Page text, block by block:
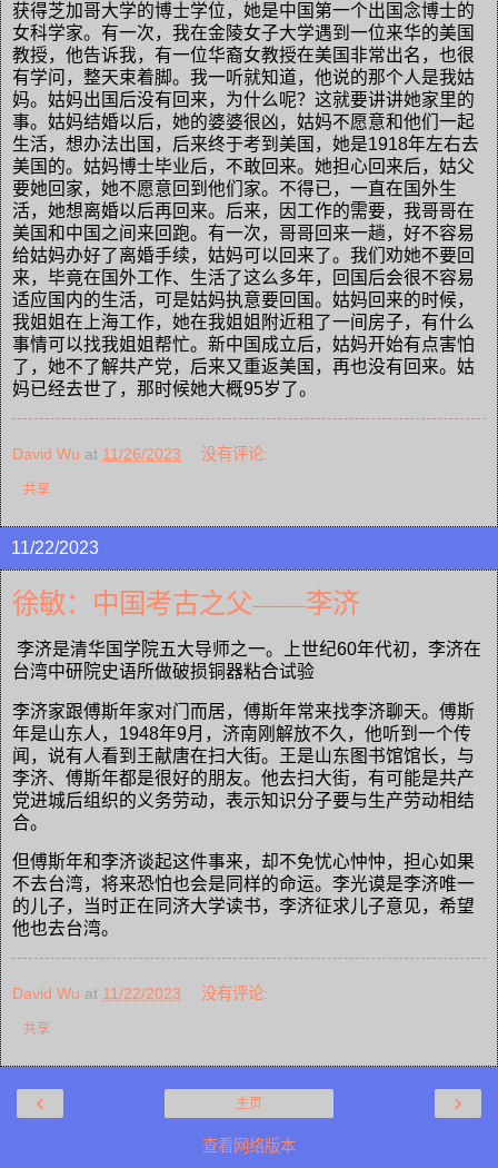
获得芝加哥大学的博士学位，她是中国第一个出国念博士的
女科学家。有一次，我在金陵女子大学遇到一位来华的美国
教授，他告诉我，有一位华裔女教授在美国非常出名，也很
有学问，整天束着脚。我一听就知道，他说的那个人是我姑
妈。姑妈出国后没有回来，为什么呢？这就要讲讲她家里的
事。姑妈结婚以后，她的婆婆很凶，姑妈不愿意和他们一起
生活，想办法出国，后来终于考到美国，她是1918年左右去
美国的。姑妈博士毕业后，不敢回来。她担心回来后，姑父
要她回家，她不愿意回到他们家。不得已，一直在国外生
活，她想离婚以后再回来。后来，因工作的需要，我哥哥在
美国和中国之间来回跑。有一次，哥哥回来一趟，好不容易
给姑妈办好了离婚手续，姑妈可以回来了。我们劝她不要回
来，毕竟在国外工作、生活了这么多年，回国后会很不容易
适应国内的生活，可是姑妈执意要回国。姑妈回来的时候，
我姐姐在上海工作，她在我姐姐附近租了一间房子，有什么
事情可以找我姐姐帮忙。新中国成立后，姑妈开始有点害怕
了，她不了解共产党，后来又重返美国，再也没有回来。姑
妈已经去世了，那时候她大概95岁了。
David Wu at 11/26/2023 没有评论:
共享
11/22/2023
徐敏：中国考古之父——李济
李济是清华国学院五大导师之一。上世纪60年代初，李济在
台湾中研院史语所做破损铜器粘合试验
李济家跟傅斯年家对门而居，傅斯年常来找李济聊天。傅斯
年是山东人，1948年9月，济南刚解放不久，他听到一个传
闻，说有人看到王献唐在扫大街。王是山东图书馆馆长，与
李济、傅斯年都是很好的朋友。他去扫大街，有可能是共产
党进城后组织的义务劳动，表示知识分子要与生产劳动相结
合。
但傅斯年和李济谈起这件事来，却不免忧心忡忡，担心如果
不去台湾，将来恐怕也会是同样的命运。李光谟是李济唯一
的儿子，当时正在同济大学读书，李济征求儿子意见，希望
他也去台湾。
David Wu at 11/22/2023 没有评论:
共享
‹ ›
主页
查看网络版本